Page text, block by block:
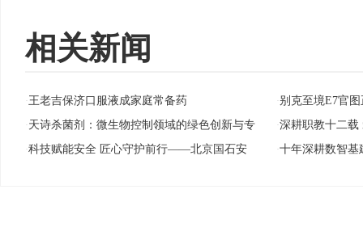
相关新闻
·王老吉保济口服液成家庭常备药 ·别克至境E7官
·天诗杀菌剂：微生物控制领域的绿色创新与专 ·深耕职教十二载
·科技赋能安全 匠心守护前行——北京国石安 ·十年深耕数智基